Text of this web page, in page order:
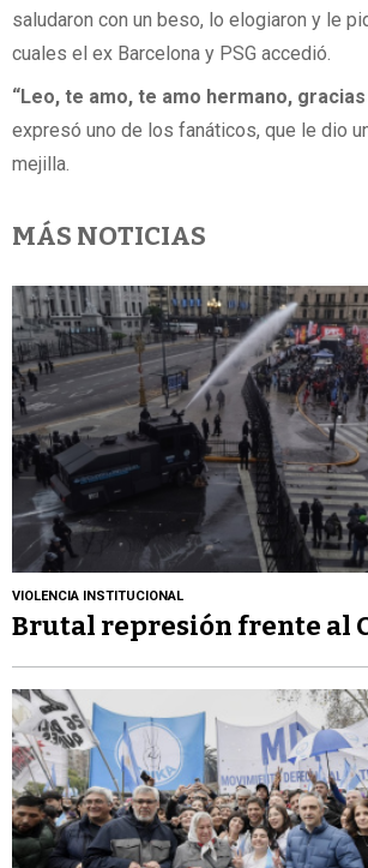
saludaron con un beso, lo elogiaron y le
cuales el ex Barcelona y PSG accedió.
“Leo, te amo, te amo hermano,
expresó uno de los fanáticos, que le dio
mejilla.
MÁS NOTICIAS
VIOLENCIA INSTITUCIONAL
Brutal represión frente al